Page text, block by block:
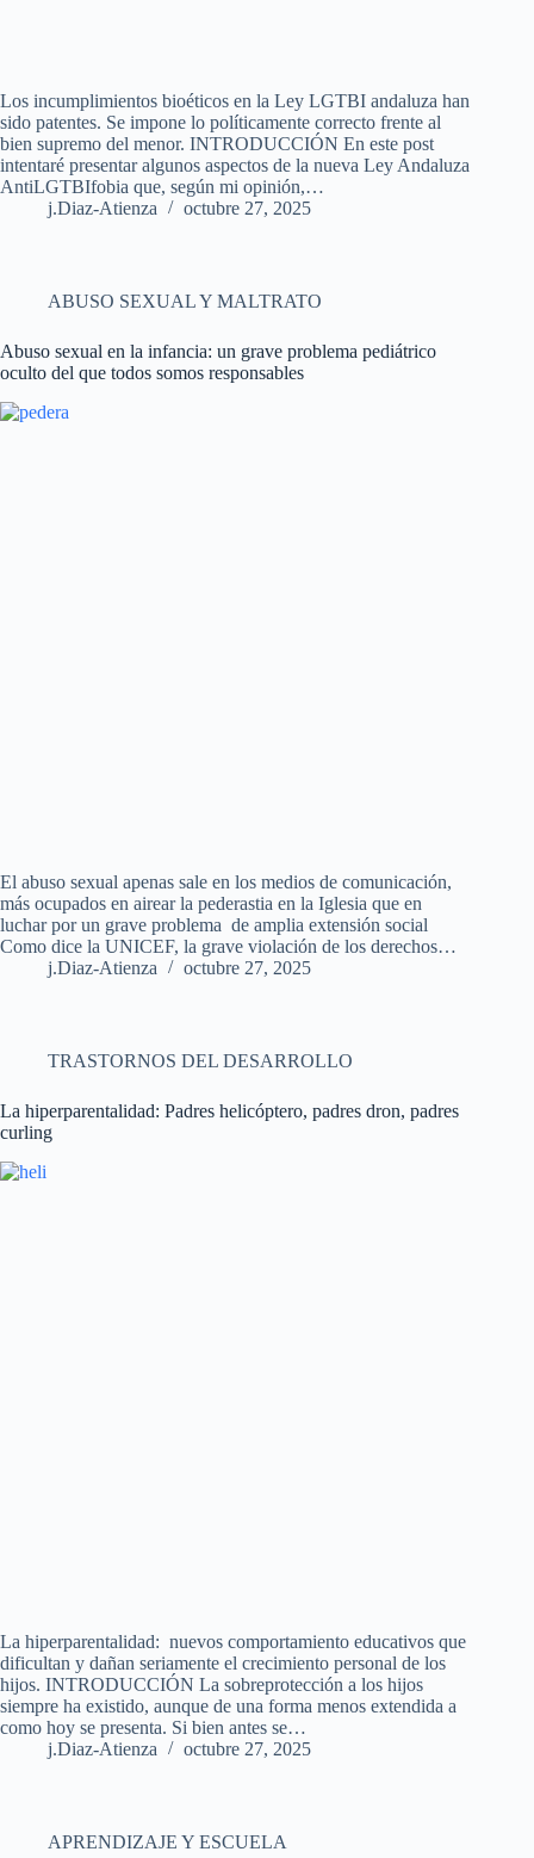
Los incumplimientos bioéticos en la Ley LGTBI andaluza han
sido patentes. Se impone lo políticamente correcto frente al
bien supremo del menor. INTRODUCCIÓN En este post
intentaré presentar algunos aspectos de la nueva Ley Andaluza
AntiLGTBIfobia que, según mi opinión,…
j.Diaz-Atienza
octubre 27, 2025
ABUSO SEXUAL Y MALTRATO
Abuso sexual en la infancia: un grave problema pediátrico
oculto del que todos somos responsables
El abuso sexual apenas sale en los medios de comunicación,
más ocupados en airear la pederastia en la Iglesia que en
luchar por un grave problema de amplia extensión social
Como dice la UNICEF, la grave violación de los derechos…
j.Diaz-Atienza
octubre 27, 2025
TRASTORNOS DEL DESARROLLO
La hiperparentalidad: Padres helicóptero, padres dron, padres
curling
La hiperparentalidad: nuevos comportamiento educativos que
dificultan y dañan seriamente el crecimiento personal de los
hijos. INTRODUCCIÓN La sobreprotección a los hijos
siempre ha existido, aunque de una forma menos extendida a
como hoy se presenta. Si bien antes se…
j.Diaz-Atienza
octubre 27, 2025
APRENDIZAJE Y ESCUELA